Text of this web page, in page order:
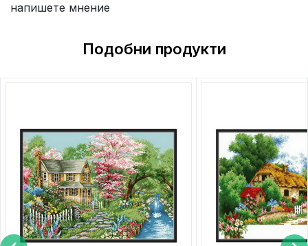
напишете мнение
Подобни продукти